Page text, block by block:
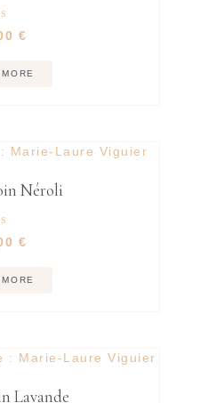
5
€
Néroli
€
Lavande